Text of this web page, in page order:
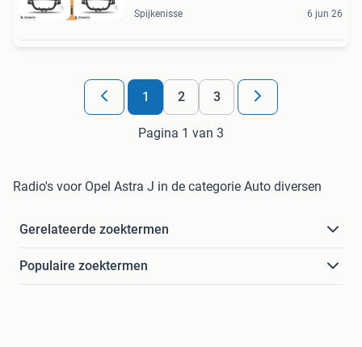
met gratis camera Spijkenisse 6 jun 26
1 2 3
Pagina 1 van 3
Radio's voor Opel Astra J in de categorie Auto diversen
Gerelateerde zoektermen
Populaire zoektermen